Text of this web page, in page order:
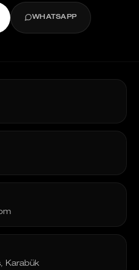
WHATSAPP
Karabük